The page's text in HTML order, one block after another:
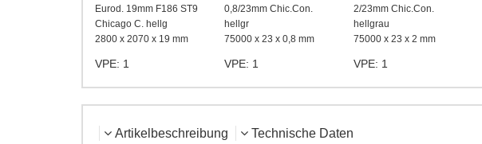
Eurod. 19mm F186 ST9
Chicago C. hellg
2800 x 2070 x 19 mm
VPE: 1
0,8/23mm Chic.Con.
hellgr
75000 x 23 x 0,8 mm
VPE: 1
2/23mm Chic.Con.
hellgrau
75000 x 23 x 2 mm
VPE: 1
Artikelbeschreibung Technische Daten